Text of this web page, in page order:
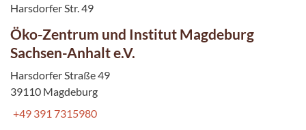
Harsdorfer Str. 49
Öko-Zentrum und Institut Magdeburg
Sachsen-Anhalt e.V.
Harsdorfer Straße 49
39110 Magdeburg
+49 391 7315980